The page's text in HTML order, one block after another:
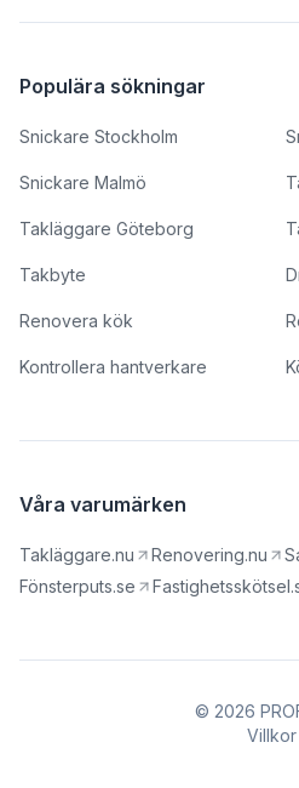
Populära sökningar
Snickare Stockholm
Snickare Malmö
Takläggare Göteborg
Takbyte
Renovera kök
Kontrollera hantverkare
Våra varumärken
Takläggare.nu Renovering.nu
Fönsterputs.se
© 2026
Villkor